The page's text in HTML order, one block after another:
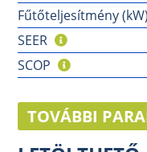
Fűtőteljesítmény (kW)
SEER
SCOP
TOVÁBBI